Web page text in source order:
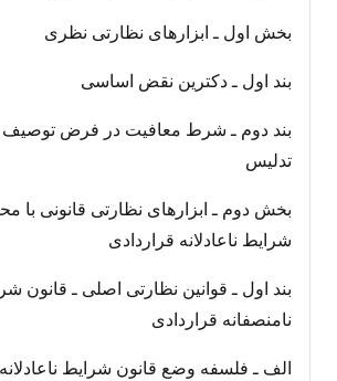
بخش اول ـ ابزارهای نظارتی نظری
بند اول ـ دکترین نقض اساسی
بند دوم ـ شرط معافیت در فرض توصیف
تدلیس
بخش دوم ـ ابزارهای نظارتی قانونی با
شرایط ناعادلانه قراردادی
بند اول ـ قوانین نظارتی اصلی ـ قانون
نامنصفانه قراردادی
الف ـ فلسفه وضع قانون شرایط